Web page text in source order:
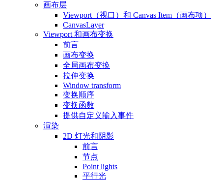
画布层
Viewport（视口）和 Canvas Item（画布项）
CanvasLayer
Viewport 和画布变换
前言
画布变换
全局画布变换
拉伸变换
Window transform
变换顺序
变换函数
提供自定义输入事件
渲染
2D 灯光和阴影
前言
节点
Point lights
平行光